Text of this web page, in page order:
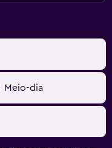
Meio-dia